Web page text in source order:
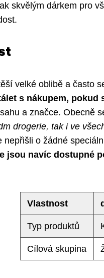
skvělým dárkem pro
velké oblibě a často
s nákupem, pokud
a značce. Obecně
drogerie, tak i ve
nepřišli o žádné
jsou navíc dostupné
Vlastnost
Typ produktů
Cílová skupina